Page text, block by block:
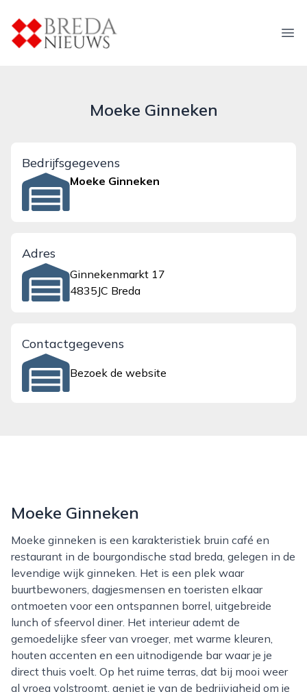
breda-nieuws.nl
Moeke Ginneken
Bedrijfsgegevens
Moeke Ginneken
Adres
Ginnekenmarkt 17
4835JC Breda
Contactgegevens
Bezoek de website
Moeke Ginneken
Moeke ginneken is een karakteristiek bruin café en
restaurant in de bourgondische stad breda, gelegen in de
levendige wijk ginneken. Het is een plek waar
buurtbewoners, dagjesmensen en toeristen elkaar
ontmoeten voor een ontspannen borrel, uitgebreide
lunch of sfeervol diner. Het interieur ademt de
gemoedelijke sfeer van vroeger, met warme kleuren,
houten accenten en een uitnodigende bar waar je je
direct thuis voelt. Op het ruime terras, dat bij mooi weer
al vroeg volstroomt, geniet je van de bedrijvigheid om je